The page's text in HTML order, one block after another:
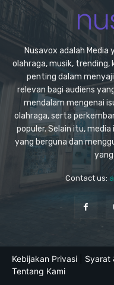
Nusavox adalah
olahraga, musik, trending,
penting dalam
relevan bagi audiens
mendalam mengenai
olahraga, serta
populer. Selain itu,
yang berguna dan
Contact us:
Kebijakan Privasi Syarat
Tentang Kami